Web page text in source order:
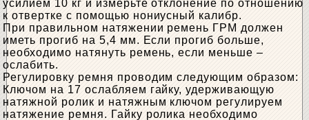
усилием 10 кг и измерьте отклонение по отношению
к отвертке с помощью нониусный калибр.
При правильном натяжении ремень ГРМ должен
иметь прогиб на 5,4 мм. Если прогиб больше,
необходимо натянуть ремень, если меньше –
ослабить.
Регулировку ремня проводим следующим образом:
Ключом на 17 ослабляем гайку, удерживающую
натяжной ролик и натяжным ключом регулируем
натяжение ремня. Гайку ролика необходимо